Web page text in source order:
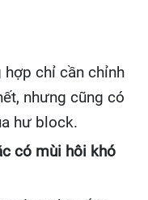
chỉ cần chỉnh
nhưng cũng có
hư block.
có mùi hôi khó